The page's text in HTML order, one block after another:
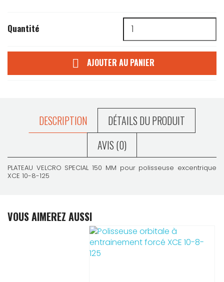
Quantité
 AJOUTER AU PANIER
DESCRIPTION
DÉTAILS DU PRODUIT
AVIS (0)
PLATEAU VELCRO SPECIAL 150 MM pour polisseuse excentrique
XCE 10-8-125
VOUS AIMEREZ AUSSI